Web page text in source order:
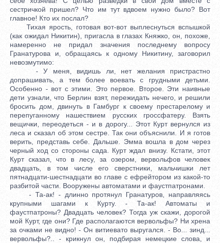
сестричкой пришел? Что им тут вдвоем нужно было? Вот
главное! Кто их послал?
Тихая ярость, готовая вот-вот выплеснуться вспышкой
(как ожидал Никитин), пригасла в глазах Княжко, он, похоже,
намеренно не придал значения последнему вопросу
Гранатурова и, обращаясь к одному Никитину, заговорил
невозмутимо:
- У меня, видишь ли, нет желания пристрастно
допрашивать, а тем более воевать с грудными детьми.
Особенно - вот с этими. Это первое. Второе. Эти наивные
дети узнали, что Берлин взят, пережидать нечего, и решили
бросить дом, двинуть в Гамбург к своему престарелому и
перепуганному нашествием русских гроссфатеру. Взять
вещички, переодеться - и в дорогу... Этот Курт вернулся из
леса и сказал об этом сестре. Так они объяснили. И я готов
верить, представь себе. Дальше. Эмма вошла в дом через
черный ход со стороны сада. Курт ждал внизу. Кстати, этот
Курт сказал, что в лесу, за озером, вервольфов человек
двадцать, в том числе его сверстники, мальчишки лет
пятнадцати-шестнадцати во главе с ефрейтором из какой-то
разбитой части. Вооружены автоматами и фаустпатронами.
- Та-ак! - длинно протянул Гранатуров, направляясь
крупными шагами к Курту. - Та-ак! Автоматы и
фаустпатроны? Двадцать человек? Тогда уж скажи, дорогой
мой Курт, где они? Где располагаются вервольфы? Ни хрена
за очками не видно! - Он витиевато выругался. - Во... зинд...
вервольфы?.. - крикнул он, подбирая немецкие слова, и